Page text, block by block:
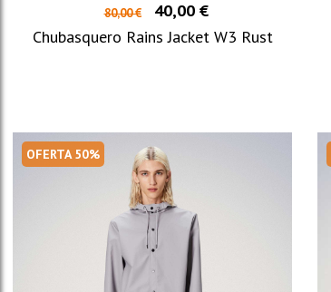
80,00 €
40,00 €
Chubasquero Rains Jacket W3 Rust
OFERTA 50%